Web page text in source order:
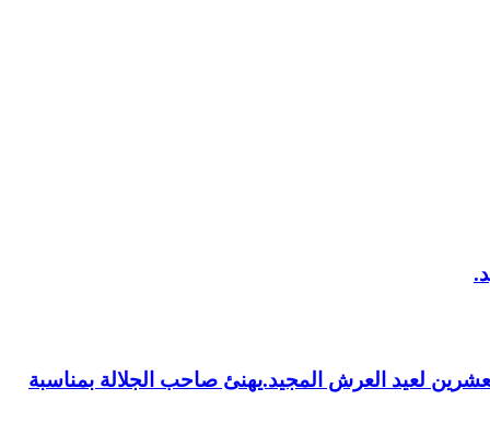
لعيد العرش المجيد.يهنئ صاحب الجلالة بمناسبة